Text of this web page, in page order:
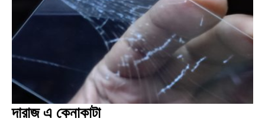
দারাজ এ কেনাকাটা